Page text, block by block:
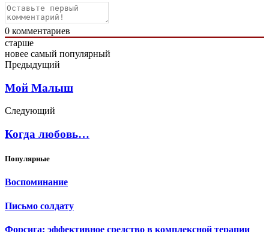
0 комментариев
старше
новее самый популярный
Предыдущий
Мой Малыш
Следующий
Когда любовь…
Популярные
Воспоминание
Письмо солдату
Форсига: эффективное средство в комплексной терапии